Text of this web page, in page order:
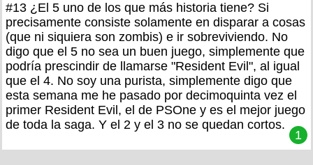
#13 ¿El 5 uno de los que más historia tiene? Si
precisamente consiste solamente en disparar a cosas
(que ni siquiera son zombis) e ir sobreviviendo. No
digo que el 5 no sea un buen juego, simplemente que
podría prescindir de llamarse "Resident Evil", al igual
que el 4. No soy una purista, simplemente digo que
esta semana me he pasado por decimoquinta vez el
primer Resident Evil, el de PSOne y es el mejor juego
de toda la saga. Y el 2 y el 3 no se quedan cortos.
1